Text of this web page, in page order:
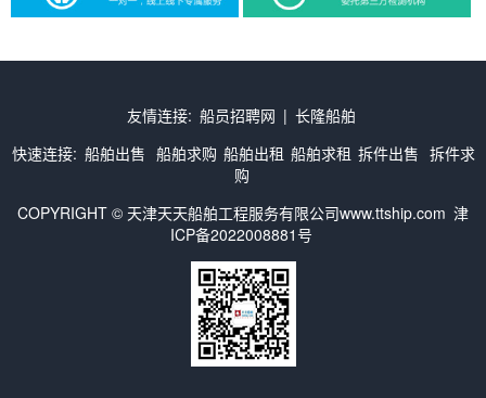
友情连接: 船员招聘网 | 长隆船舶
快速连接: 船舶出售 船舶求购 船舶出租 船舶求租 拆件出售 拆件求
购
COPYRIGHT © 天津天天船舶工程服务有限公司www.ttship.com 津
ICP备2022008881号